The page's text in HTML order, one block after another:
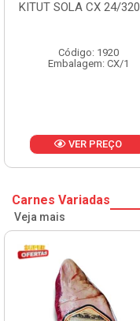
Código: 13751
Embalagem: CX/1
VER PREÇO
Carnes Variadas
Veja mais